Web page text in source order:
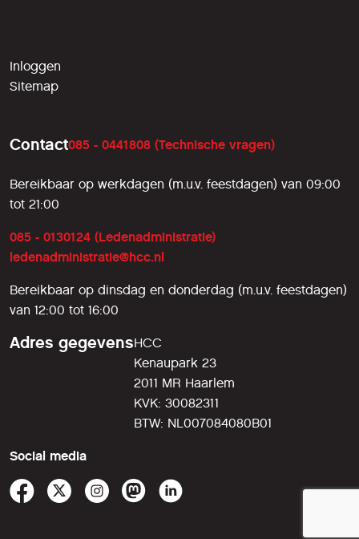
Inloggen
Sitemap
Contact085 - 0441808 (Technische vragen)
Bereikbaar op werkdagen (m.u.v. feestdagen) van 09:00
tot 21:00
085 - 0130124 (Ledenadministratie)
ledenadministratie@hcc.nl
Bereikbaar op dinsdag en donderdag (m.u.v. feestdagen)
van 12:00 tot 16:00
Adres gegevensHCC
Kenaupark 23
2011 MR Haarlem
KVK: 30082311
BTW: NL007084080B01
Social media